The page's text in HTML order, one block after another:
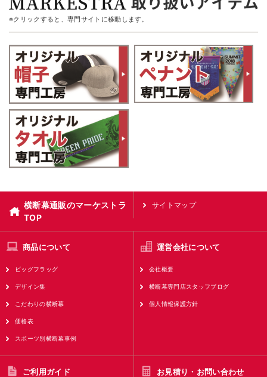
※クリックすると、専門サイトに移動します。
横断幕通販のマーケストラ
TOP
サイトマップ
商品について
ビッグフラッグ
デザイン集
こだわりの横断幕
価格表
スポーツ別横断幕事例
運営会社について
会社概要
横断幕専門店スタッフブログ
個人情報保護方針
ご利用ガイド お見積り・お問い合わせ